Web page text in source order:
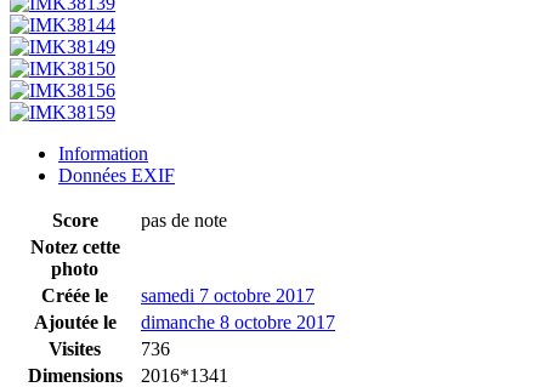
Information
Données EXIF
Score
pas de note
Notez cette
photo
Créée le
samedi 7 octobre 2017
Ajoutée le
dimanche 8 octobre 2017
Visites
736
Dimensions
2016*1341